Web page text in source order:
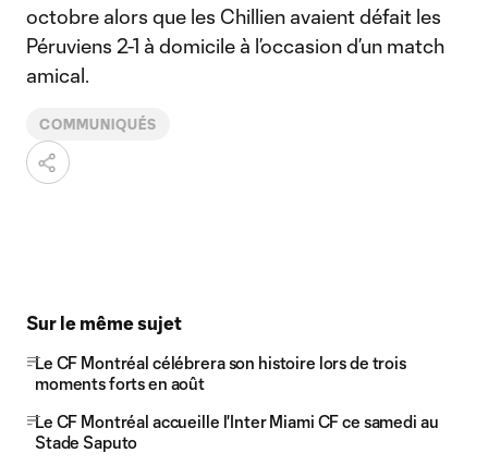
octobre alors que les Chillien avaient défait les
Péruviens 2-1 à domicile à l’occasion d’un match
amical.
COMMUNIQUÉS
Sur le même sujet
Le CF Montréal célébrera son histoire lors de trois
moments forts en août
Le CF Montréal accueille l'Inter Miami CF ce samedi au
Stade Saputo